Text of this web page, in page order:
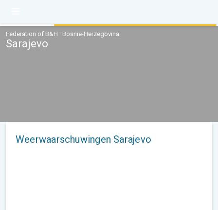
Federation of B&H · Bosnië-Herzegovina
Sarajevo
Weerwaarschuwingen Sarajevo